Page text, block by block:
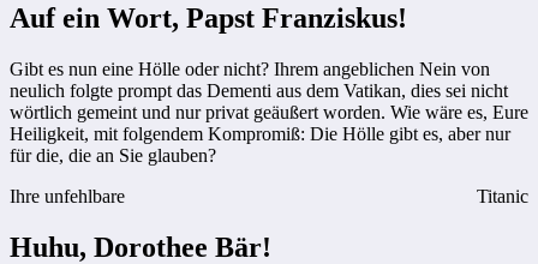
Auf ein Wort, Papst Franziskus!
Gibt es nun eine Hölle oder nicht? Ihrem angeblichen Nein von
neulich folgte prompt das Dementi aus dem Vatikan, dies sei nicht
wörtlich gemeint und nur privat geäußert worden. Wie wäre es, Eure
Heiligkeit, mit folgendem Kompromiß: Die Hölle gibt es, aber nur
für die, die an Sie glauben?
Ihre unfehlbare
Titanic
Huhu, Dorothee Bär!